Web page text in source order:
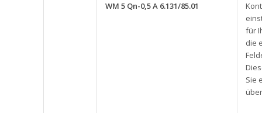
WM 5 Qn-0,5 A 6.131/85.01
für
die
Sie